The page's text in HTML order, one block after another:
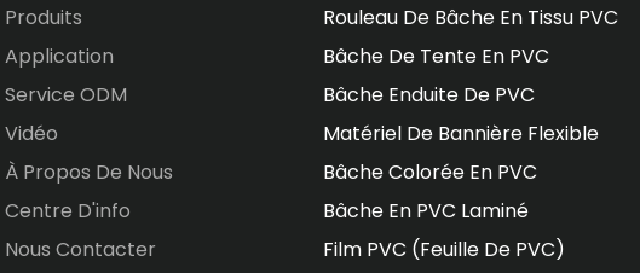
Produits
Application
Service ODM
Vidéo
À Propos De Nous
Centre D'info
Nous Contacter
Rouleau De Bâche En Tissu PVC
Bâche De Tente En PVC
Bâche Enduite De PVC
Matériel De Bannière Flexible
Bâche Colorée En PVC
Bâche En PVC Laminé
Film PVC (feuille De PVC)